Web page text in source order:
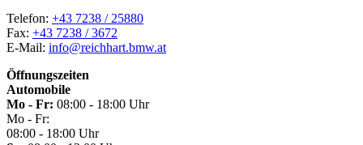
Telefon: +43 7238 / 25880
Fax: +43 7238 / 3672
E-Mail: info@reichhart.bmw.at
Öffnungszeiten
Automobile
Mo - Fr: 08:00 - 18:00 Uhr
Mo - Fr:
08:00 - 18:00 Uhr